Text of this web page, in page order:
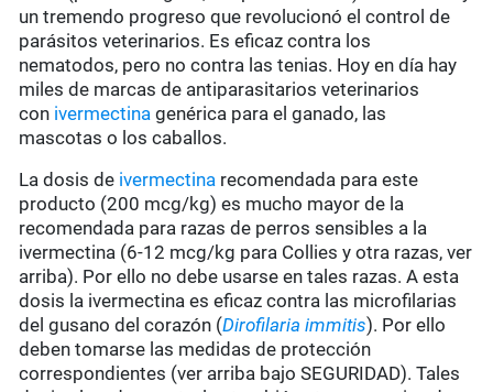
un tremendo progreso que revolucionó el control de
parásitos veterinarios. Es eficaz contra los
nematodos, pero no contra las tenias. Hoy en día hay
miles de marcas de antiparasitarios veterinarios
con ivermectina genérica para el ganado, las
mascotas o los caballos.
La dosis de ivermectina recomendada para este
producto (200 mcg/kg) es mucho mayor de la
recomendada para razas de perros sensibles a la
ivermectina (6-12 mcg/kg para Collies y otra razas, ver
arriba). Por ello no debe usarse en tales razas. A esta
dosis la ivermectina es eficaz contra las microfilarias
del gusano del corazón (Dirofilaria immitis). Por ello
deben tomarse las medidas de protección
correspondientes (ver arriba bajo SEGURIDAD). Tales